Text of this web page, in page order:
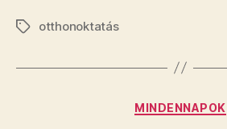
Címkékotthonoktatás
MINDENNAPOK